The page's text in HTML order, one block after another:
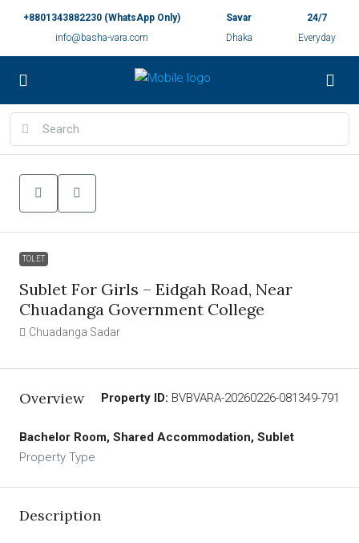
+8801343882230 (WhatsApp Only)
info@basha-vara.com
Savar
Dhaka
24/7
Everyday
TOLET
Sublet For Girls – Eidgah Road, Near
Chuadanga Government College
Chuadanga Sadar
Overview Property ID: BVBVARA-20260226-081349-791
Bachelor Room, Shared Accommodation, Sublet
Property Type
Description